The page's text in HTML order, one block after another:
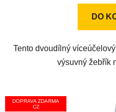
DO
Tento dvoudílný
výsuvný žebřík
DOPRAVA ZDARMA
CZ